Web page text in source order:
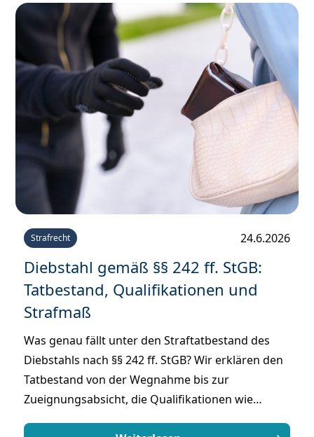
Strafrecht 24.6.2026
Diebstahl gemäß §§ 242 ff. StGB:
Tatbestand, Qualifikationen und
Strafmaß
Was genau fällt unter den Straftatbestand des
Diebstahls nach §§ 242 ff. StGB? Wir erklären den
Tatbestand von der Wegnahme bis zur
Zueignungsabsicht, die Qualifikationen wie